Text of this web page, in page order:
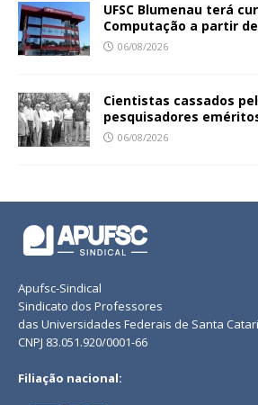
UFSC Blumenau terá
Computação a partir de
06/08/2026
Cientistas cassados
pesquisadores
06/08/2026
Apufsc-Sindical
Sindicato dos Professores
das Universidades Federais de Santa
CNPJ 83.051.920/0001-66
Filiação nacional: